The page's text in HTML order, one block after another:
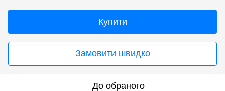
Купити
Замовити швидко
До обраного